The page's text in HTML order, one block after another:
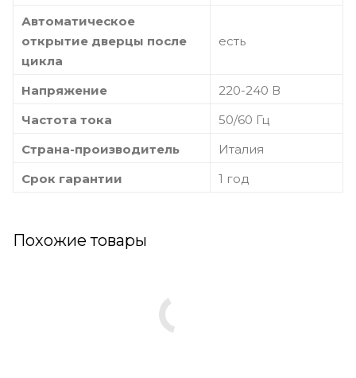
Автоматическое
открытие дверцы после
цикла
есть
Напряжение
220-240 В
Частота тока
50/60 Гц
Страна-производитель
Италия
Срок гарантии
1 год
Похожие товары